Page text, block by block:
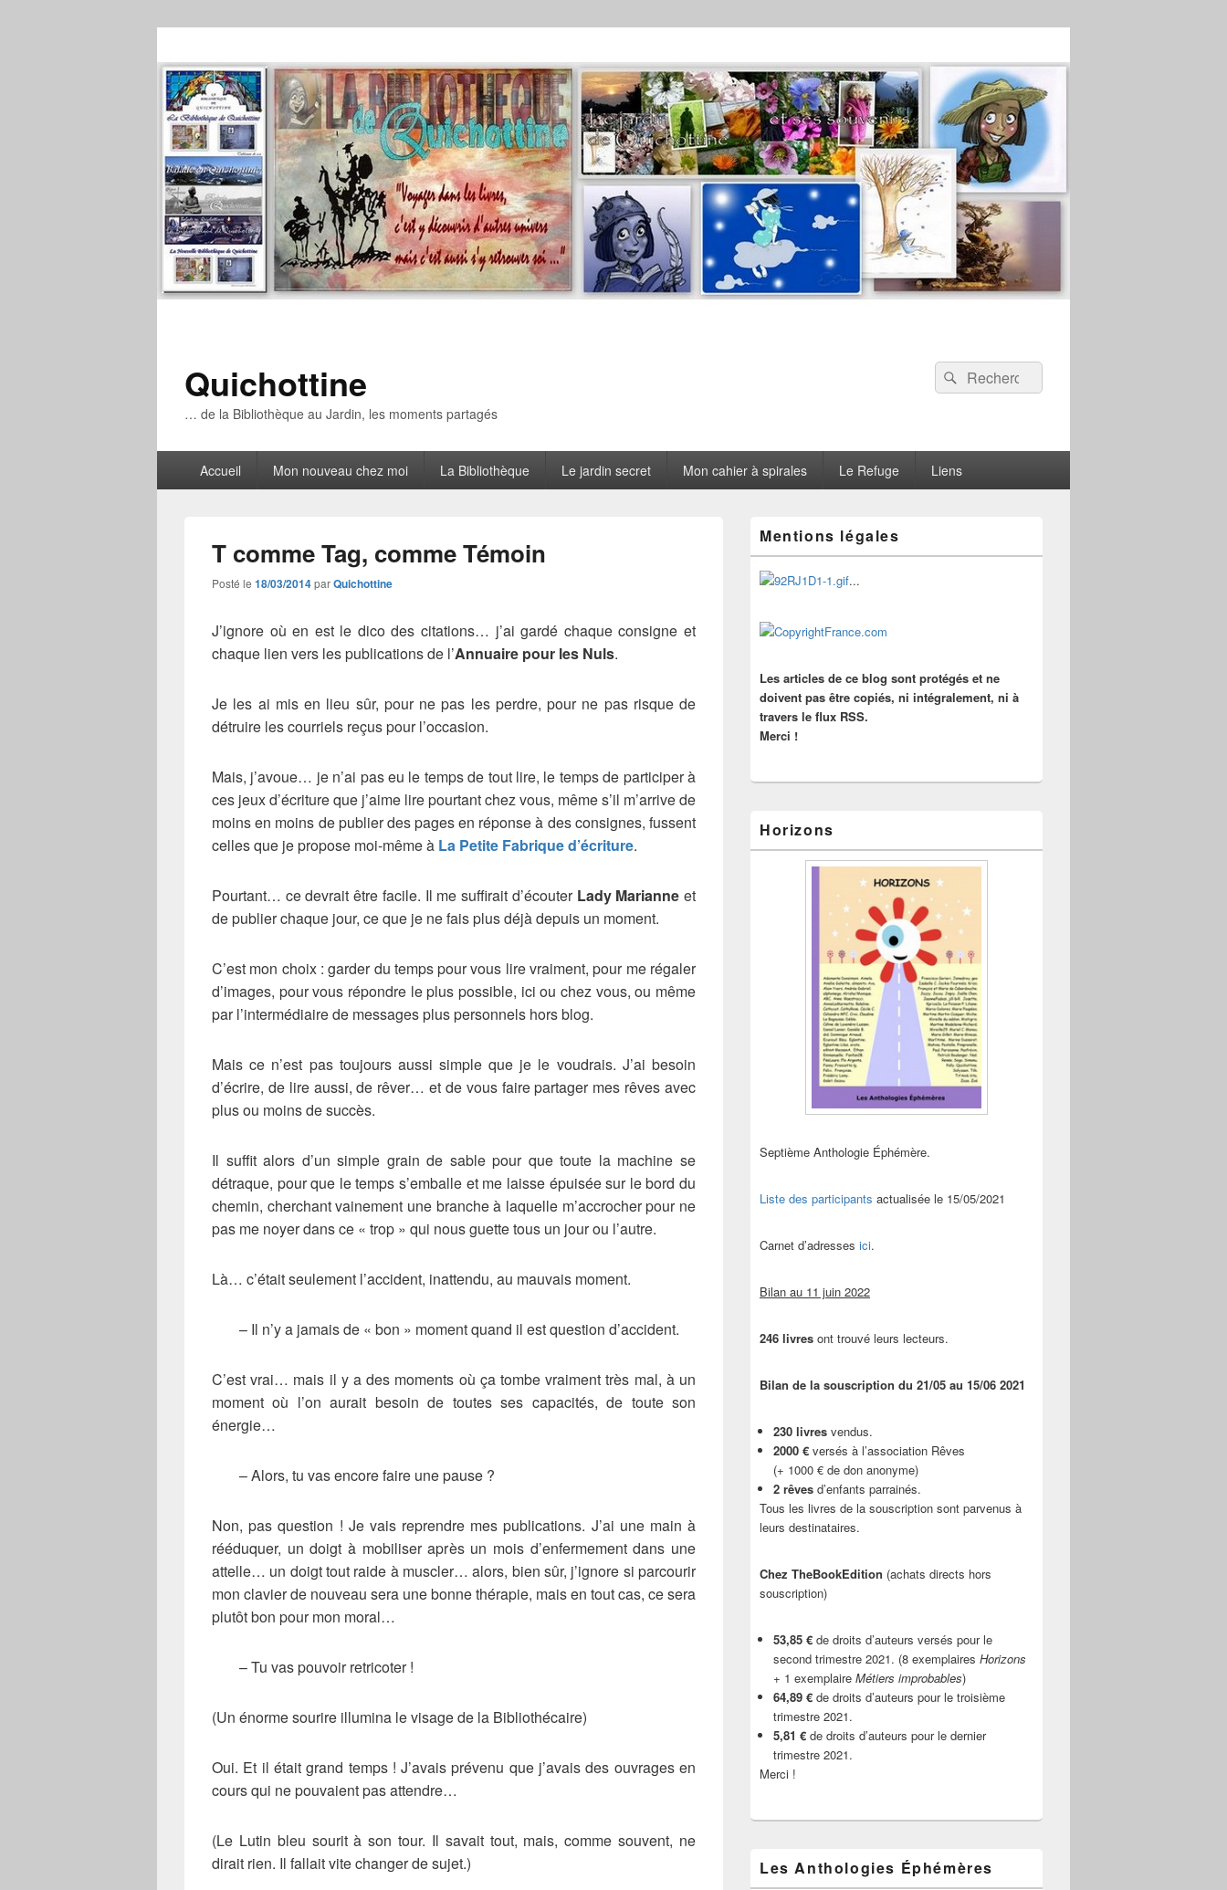
Quichottine
… de la Bibliothèque au Jardin, les moments partagés
Recherche :
Rechercher
principalAccueil Mon nouveau chez moi La Bibliothèque Le jardin secret Mon cahier à spirales Le Refuge Liens
T comme Tag, comme Témoin
Posté le 18/03/2014parQuichottine
J’ignore où en est le dico des citations… j’ai gardé chaque consigne et
chaque lien vers les publications de l’Annuaire pour les Nuls.
Je les ai mis en lieu sûr, pour ne pas les perdre, pour ne pas risque de
détruire les courriels reçus pour l’occasion.
Mais, j’avoue… je n’ai pas eu le temps de tout lire, le temps de participer à
ces jeux d’écriture que j’aime lire pourtant chez vous, même s’il m’arrive de
moins en moins de publier des pages en réponse à des consignes, fussent
celles que je propose moi-même à La Petite Fabrique d’écriture.
Pourtant… ce devrait être facile. Il me suffirait d’écouter Lady Marianne et
de publier chaque jour, ce que je ne fais plus déjà depuis un moment.
C’est mon choix : garder du temps pour vous lire vraiment, pour me régaler
d’images, pour vous répondre le plus possible, ici ou chez vous, ou même
par l’intermédiaire de messages plus personnels hors blog.
Mais ce n’est pas toujours aussi simple que je le voudrais. J’ai besoin
d’écrire, de lire aussi, de rêver… et de vous faire partager mes rêves avec
plus ou moins de succès.
Il suffit alors d’un simple grain de sable pour que toute la machine se
détraque, pour que le temps s’emballe et me laisse épuisée sur le bord du
chemin, cherchant vainement une branche à laquelle m’accrocher pour ne
pas me noyer dans ce « trop » qui nous guette tous un jour ou l’autre.
Là… c’était seulement l’accident, inattendu, au mauvais moment.
– Il n’y a jamais de « bon » moment quand il est question d’accident.
C’est vrai… mais il y a des moments où ça tombe vraiment très mal, à un
moment où l’on aurait besoin de toutes ses capacités, de toute son
énergie…
– Alors, tu vas encore faire une pause ?
Non, pas question ! Je vais reprendre mes publications. J’ai une main à
rééduquer, un doigt à mobiliser après un mois d’enfermement dans une
attelle… un doigt tout raide à muscler… alors, bien sûr, j’ignore si parcourir
mon clavier de nouveau sera une bonne thérapie, mais en tout cas, ce sera
plutôt bon pour mon moral…
– Tu vas pouvoir retricoter !
(Un énorme sourire illumina le visage de la Bibliothécaire)
Oui. Et il était grand temps ! J’avais prévenu que j’avais des ouvrages en
cours qui ne pouvaient pas attendre…
(Le Lutin bleu sourit à son tour. Il savait tout, mais, comme souvent, ne
dirait rien. Il fallait vite changer de sujet.)
principale
de
widget
pour
barre
latérale
Mentions légales
...
Les articles de ce blog sont protégés et ne
doivent pas être copiés, ni intégralement, ni à
travers le flux RSS.
Merci !
Horizons
Septième Anthologie Éphémère.
Liste des participants actualisée le 15/05/2021
Carnet d’adresses ici.
Bilan au 11 juin 2022
246 livres ont trouvé leurs lecteurs.
Bilan de la souscription du 21/05 au 15/06 2021
230 livres vendus.
2000 € versés à l’association Rêves
(+ 1000 € de don anonyme)
2 rêves d’enfants parrainés.
Tous les livres de la souscription sont parvenus à
leurs destinataires.
Chez TheBookEdition (achats directs hors
souscription)
53,85 € de droits d’auteurs versés pour le
second trimestre 2021. (8 exemplaires Horizons
+ 1 exemplaire Métiers improbables)
64,89 € de droits d’auteurs pour le troisième
trimestre 2021.
5,81 € de droits d’auteurs pour le dernier
trimestre 2021.
Merci !
Les Anthologies Éphémères